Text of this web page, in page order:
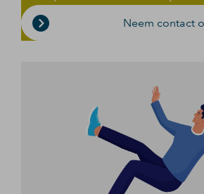
Neem contact